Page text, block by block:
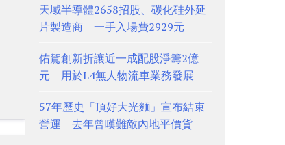
天域半導體2658招股、碳化硅外延
片製造商 一手入場費2929元
佑駕創新折讓近一成配股淨籌2億
元 用於L4無人物流車業務發展
57年歷史「頂好大光麵」宣布結束
營運 去年曾嘆難敵內地平價貨